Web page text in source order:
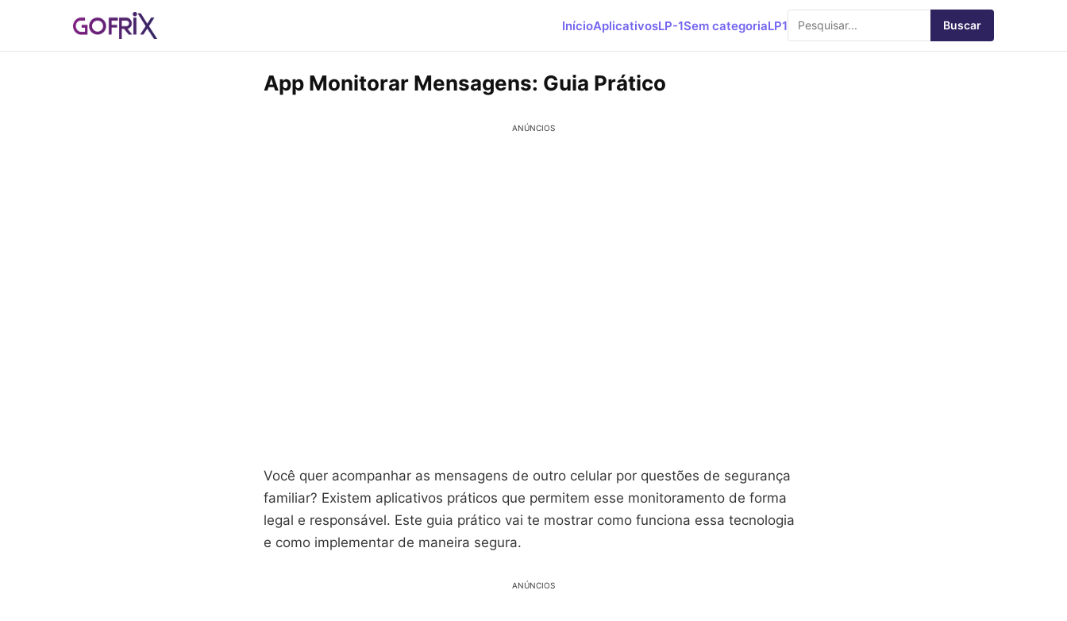
InícioAplicativosLP-1Sem categoriaLP1 Buscar
App Monitorar Mensagens: Guia Prático
ANÚNCIOS
Você quer acompanhar as mensagens de outro celular por questões de segurança
familiar? Existem aplicativos práticos que permitem esse monitoramento de forma
legal e responsável. Este guia prático vai te mostrar como funciona essa tecnologia
e como implementar de maneira segura.
ANÚNCIOS